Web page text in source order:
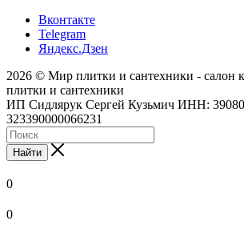
Вконтакте
Telegram
Яндекс.Дзен
2026 © Мир плитки и сантехники - салон
плитки и сантехники
ИП Сидлярук Сергей Кузьмич ИНН:
323390000066231
Найти
0
0